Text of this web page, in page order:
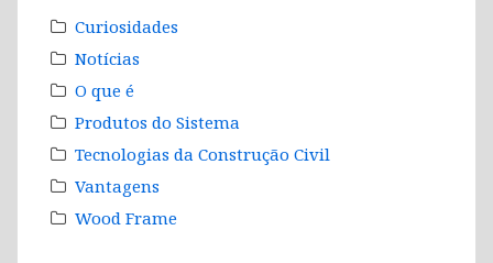
Curiosidades
Notícias
O que é
Produtos do Sistema
Tecnologias da Construção Civil
Vantagens
Wood Frame